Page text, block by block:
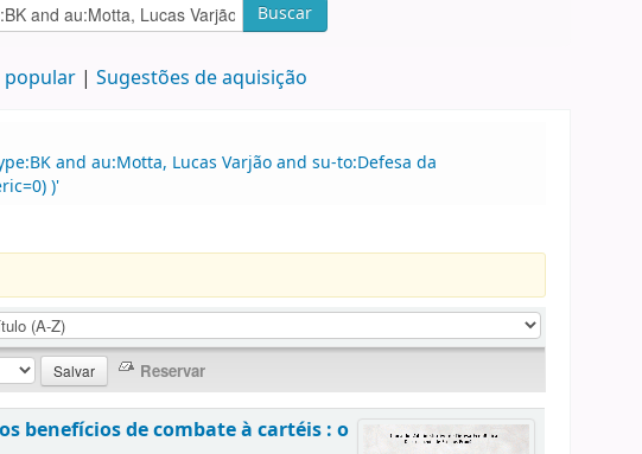
Buscar
popular Sugestões de aquisição
and au:Motta, Lucas Varjão and su-to:Defesa da
)'
benefícios de combate à cartéis : o